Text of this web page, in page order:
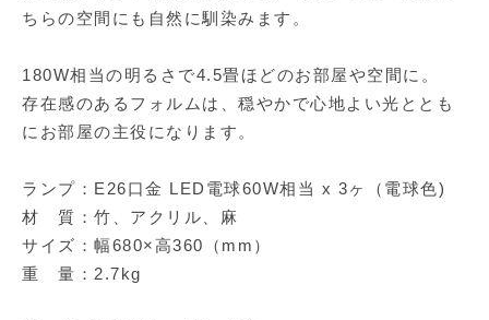
ちらの空間にも自然に馴染みます。
180W相当の明るさで4.5畳ほどのお部屋や空間に。
存在感のあるフォルムは、穏やかで心地よい光ととも
にお部屋の主役になります。
ランプ：E26口金 LED電球60W相当 x 3ヶ（電球色)
材 質：竹、アクリル、麻
サイズ：幅680×高360（mm）
重 量：2.7kg